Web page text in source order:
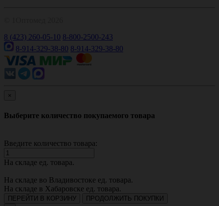
8 (423) 260-05-10 8-800-2500-243
8-914-329-38-80 8-914-329-38-80
×
Выберите количество покупаемого товара
Введите количество товара:
На складе ед. товара.
На складе во Владивостоке ед. товара.
На складе в Хабаровске ед. товара.
ПЕРЕЙТИ В КОРЗИНУ
ПРОДОЛЖИТЬ ПОКУПКИ